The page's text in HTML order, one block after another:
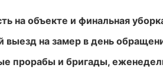
на объекте и финальная
выезд на замер в день
прорабы и бригады,